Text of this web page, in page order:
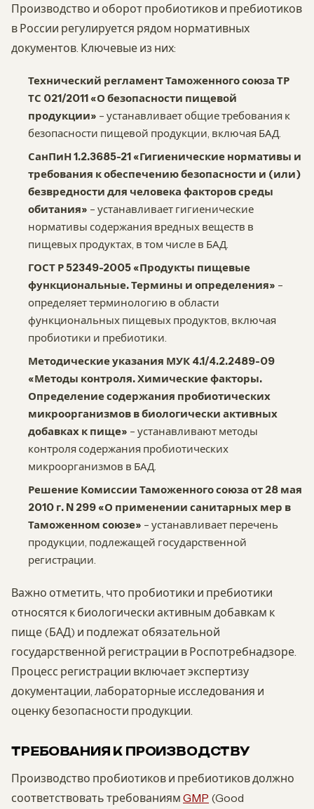
Производство и оборот пробиотиков и пребиотиков
в России регулируется рядом нормативных
документов. Ключевые из них:
Технический регламент Таможенного союза ТР
ТС 021/2011 «О безопасности пищевой
продукции» – устанавливает общие требования к
безопасности пищевой продукции, включая БАД.
СанПиН 1.2.3685-21 «Гигиенические нормативы и
требования к обеспечению безопасности и (или)
безвредности для человека факторов среды
обитания» – устанавливает гигиенические
нормативы содержания вредных веществ в
пищевых продуктах, в том числе в БАД.
ГОСТ Р 52349-2005 «Продукты пищевые
функциональные. Термины и определения» –
определяет терминологию в области
функциональных пищевых продуктов, включая
пробиотики и пребиотики.
Методические указания МУК 4.1/4.2.2489-09
«Методы контроля. Химические факторы.
Определение содержания пробиотических
микроорганизмов в биологически активных
добавках к пище» – устанавливают методы
контроля содержания пробиотических
микроорганизмов в БАД.
Решение Комиссии Таможенного союза от 28 мая
2010 г. N 299 «О применении санитарных мер в
Таможенном союзе» – устанавливает перечень
продукции, подлежащей государственной
регистрации.
Важно отметить, что пробиотики и пребиотики
относятся к биологически активным добавкам к
пище (БАД) и подлежат обязательной
государственной регистрации в Роспотребнадзоре.
Процесс регистрации включает экспертизу
документации, лабораторные исследования и
оценку безопасности продукции.
ТРЕБОВАНИЯ К ПРОИЗВОДСТВУ
Производство пробиотиков и пребиотиков должно
соответствовать требованиям GMP (Good